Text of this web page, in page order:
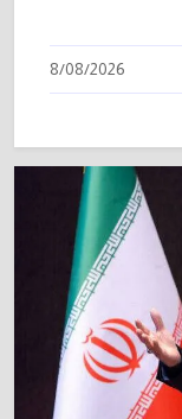
8/08/2026